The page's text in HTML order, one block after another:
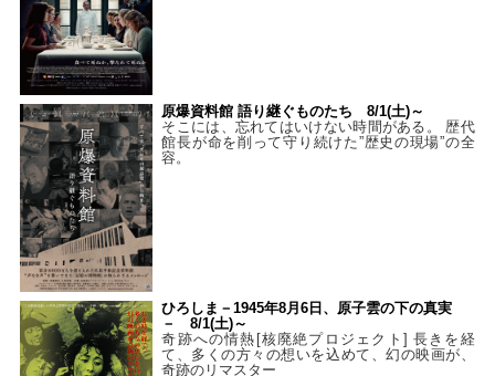
原爆資料館 語り継ぐものたち 8/1(土)～
そこには、忘れてはいけない時間がある。 歴代
館長が命を削って守り続けた”歴史の現場”の全
容。
ひろしま－1945年8月6日、原子雲の下の真実
－ 8/1(土)～
奇跡への情熱[核廃絶プロジェクト] 長きを経
て、多くの方々の想いを込めて、幻の映画が、
奇跡のリマスター